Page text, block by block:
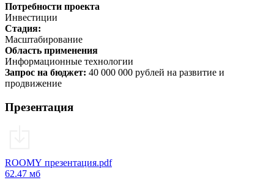
Потребности проекта
Инвестиции
Стадия:
Масштабирование
Область применения
Информационные технологии
Запрос на бюджет: 40 000 000 рублей на развитие и
продвижение
Презентация
ROOMY презентация.pdf
62.47 мб